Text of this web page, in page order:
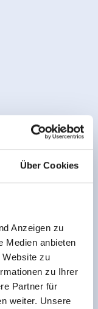
Über Cookies
Anzeigen zu
Medien anbieten
Website zu
zu Ihrer
Partner für
weiter. Unsere